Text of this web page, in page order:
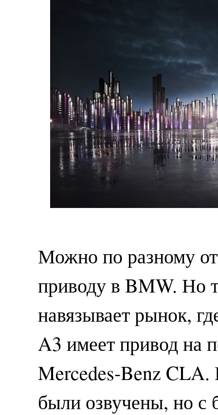
Можно по разному
приводу в BMW. Но
навязывает рынок,
A3 имеет привод на
Mercedes-Benz CLA.
были озвучены, но с